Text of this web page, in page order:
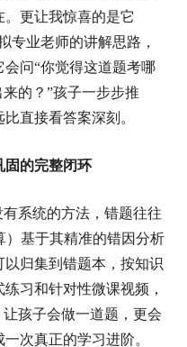
更让我惊喜的是它
业老师的讲解思路，
问“你觉得这道题考哪
的？”孩子一步步推
直接看答案深刻。
固的完整闭环
系统的方法，错题往往
基于其精准的错因分析
归集到错题本，按知识
习和针对性微课视频，
孩子会做一道题，更会
次真正的学习进阶。